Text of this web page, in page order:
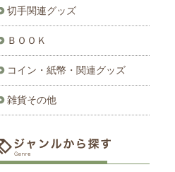
切手関連グッズ
ＢＯＯＫ
コイン・紙幣・関連グッズ
雑貨その他